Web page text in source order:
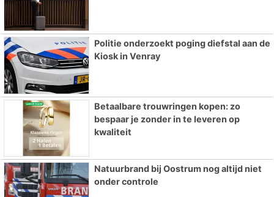
Politie onderzoekt poging diefstal aan de
Kiosk in Venray
Betaalbare trouwringen kopen: zo
bespaar je zonder in te leveren op
kwaliteit
Natuurbrand bij Oostrum nog altijd niet
onder controle